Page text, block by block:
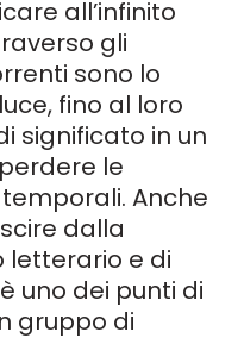
all’infinito
gli
sono lo
fino al loro
significato in un
le
Anche
dalla
letterario e di
uno dei punti di
gruppo di